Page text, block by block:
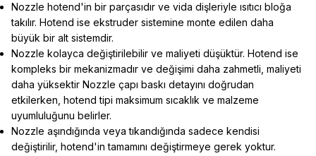
Nozzle hotend'in bir parçasıdır ve vida dişleriyle ısıtıcı bloğa
takılır. Hotend ise ekstruder sistemine monte edilen daha
büyük bir alt sistemdir.
Nozzle kolayca değiştirilebilir ve maliyeti düşüktür. Hotend ise
kompleks bir mekanizmadır ve değişimi daha zahmetli, maliyeti
daha yüksektir Nozzle çapı baskı detayını doğrudan
etkilerken, hotend tipi maksimum sıcaklık ve malzeme
uyumluluğunu belirler.
Nozzle aşındığında veya tıkandığında sadece kendisi
değiştirilir, hotend'in tamamını değiştirmeye gerek yoktur.